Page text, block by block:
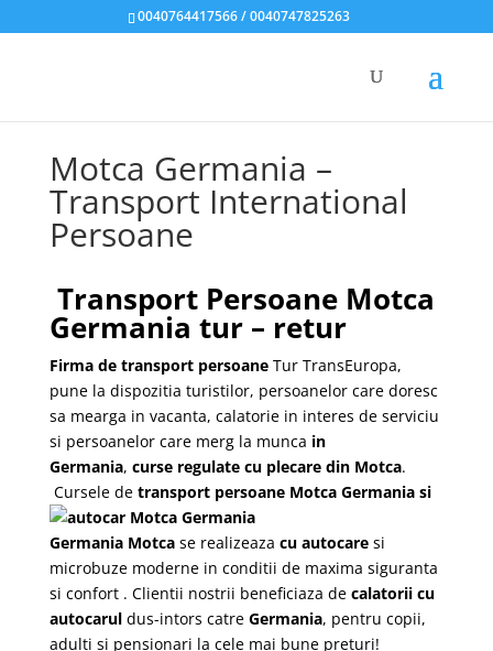
0040764417566 / 0040747825263
Motca Germania –
Transport International
Persoane
Transport Persoane Motca
Germania tur – retur
Firma de transport persoaneTur TransEuropa,
pune la dispozitia turistilor, persoanelor care doresc
sa mearga in vacanta, calatorie in interes de serviciu
si persoanelor care merg la munca in
Germania, curse regulate cu plecare din Motca.
Cursele de transport persoane Motca Germania si
Germania Motcase realizeaza cu autocaresi
microbuze moderne in conditii de maxima siguranta
si confort . Clientii nostrii beneficiaza de calatorii cu
autocaruldus-intors catre Germania, pentru copii,
adulti si pensionari la cele mai bune preturi!